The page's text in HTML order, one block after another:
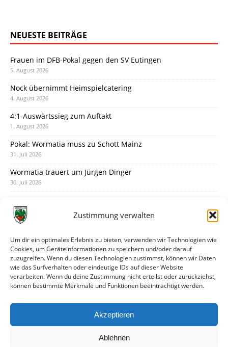
Zustimmung verwalten
Um dir ein optimales Erlebnis zu bieten, verwenden wir Technologien wie
Cookies, um Geräteinformationen zu speichern und/oder darauf
zuzugreifen. Wenn du diesen Technologien zustimmst, können wir Daten
wie das Surfverhalten oder eindeutige IDs auf dieser Website
verarbeiten. Wenn du deine Zustimmung nicht erteilst oder zurückziehst,
können bestimmte Merkmale und Funktionen beeinträchtigt werden.
Akzeptieren
Ablehnen
NEUESTE BEITRÄGE
Frauen im DFB-Pokal gegen den SV Eutingen
5. August 2026
Nock übernimmt Heimspielcatering
4. August 2026
4:1-Auswärtssieg zum Auftakt
1. August 2026
Pokal: Wormatia muss zu Schott Mainz
31. Juli 2026
Wormatia trauert um Jürgen Dinger
30. Juli 2026
28. Juli 2026
28. Juli 2026
Neue Podcast-Folge: So tickt Björn!
27. Juli 2026
Eindrücke vom Stadionfest
Unterhaltsamer Abschlusstest mit später Niederlage
25. Juli 2026